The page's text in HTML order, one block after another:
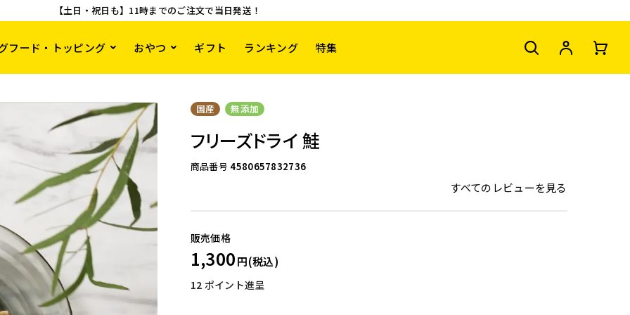
【土日・祝日も】11時までのご注文で当日発送！
フード・トッピング おやつ ギフト ランキング 特集
国産 無添加
フリーズドライ 鮭
商品番号 4580657832736
すべてのレビューを見る
1,300
12 ポイント進呈